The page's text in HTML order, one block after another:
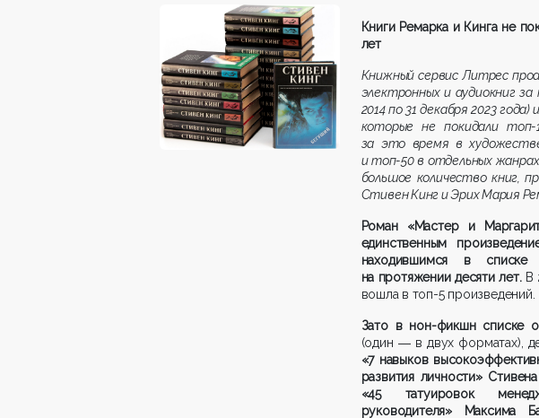
Книги Ремарка и Кинга не
лет
Книжный сервис Литрес
электронных и аудиокниг за
2014по 31 декабря 2023 года)
которые не покидали топ-
за это время в
и топ-50 в отдельных жанрах
большое количество книг,
Стивен Кинг и Эрих Мария
Роман «Мастер и
единственным
находившимся в списке
на протяжении десятилет. В
вошла в топ-5 произведений.
Зато в нон-фикшн списке
(один ― в двух форматах),
«7 навыков
развития личности»
«45 татуировок
руководителя» Максима